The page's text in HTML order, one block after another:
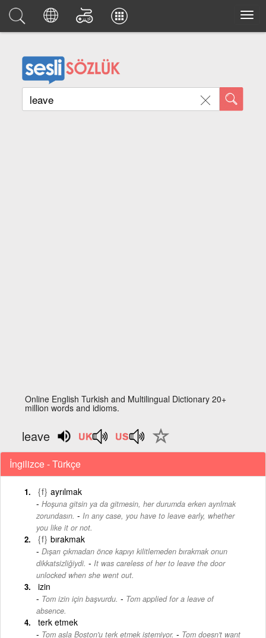
Online English Turkish and Multilingual Dictionary 20+
million words and idioms.
leave
İngilizce - Türkçe
{f} ayrılmak
Hoşuna gitsin ya da gitmesin, her durumda erken ayrılmak
zorundasın. - In any case, you have to leave early, whether
you like it or not.
{f} bırakmak
Dışarı çıkmadan önce kapıyı kilitlemeden bırakmak onun
dikkatsizliğiydi. - It was careless of her to leave the door
unlocked when she went out.
izin
Tom izin için başvurdu. - Tom applied for a leave of
absence.
terk etmek
Tom asla Boston'u terk etmek istemiyor. - Tom doesn't want